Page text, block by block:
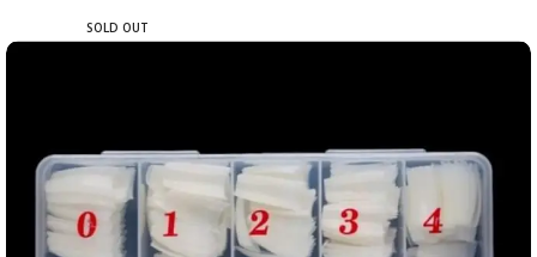
SOLD OUT